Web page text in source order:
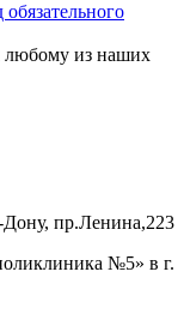
любому из наших
Дону, пр.Ленина,223
№5» в г.